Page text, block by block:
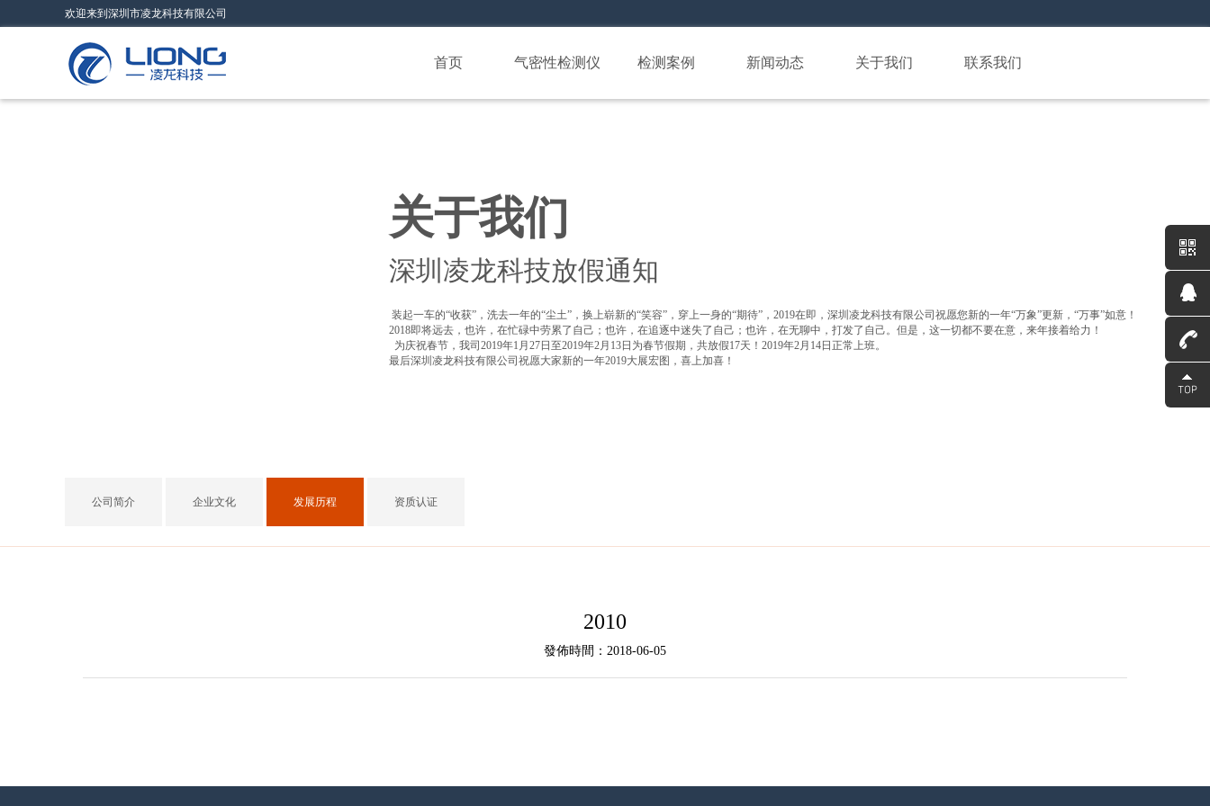
欢迎来到深圳市凌龙科技有限公司
首页 气密性检测仪 检测案例 新闻动态 关于我们 联系我们
关于我们
深圳凌龙科技放假通知
装起一车的“收获”，洗去一年的“尘土”，换上崭新的“笑容”，穿上一身的“期待”，2019在即，深圳凌龙科技有限公司祝愿您新的一年“万象”更新，“万事”如意！
2018即将远去，也许，在忙碌中劳累了自己；也许，在追逐中迷失了自己；也许，在无聊中，打发了自己。但是，这一切都不要在意，来年接着给力！
为庆祝春节，我司2019年1月27日至2019年2月13日为春节假期，共放假17天！2019年2月14日正常上班。
最后深圳凌龙科技有限公司祝愿大家新的一年2019大展宏图，喜上加喜！
公司简介 企业文化 发展历程 资质认证
2010
發佈時間：2018-06-05